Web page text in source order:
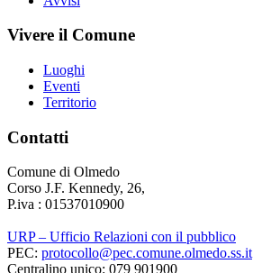
Vivere il Comune
Luoghi
Eventi
Territorio
Contatti
Comune di Olmedo
Corso J.F. Kennedy, 26,
P.iva : 01537010900
URP – Ufficio Relazioni con il pubblico
PEC: protocollo@pec.comune.olmedo.ss.it
Centralino unico: 079 901900